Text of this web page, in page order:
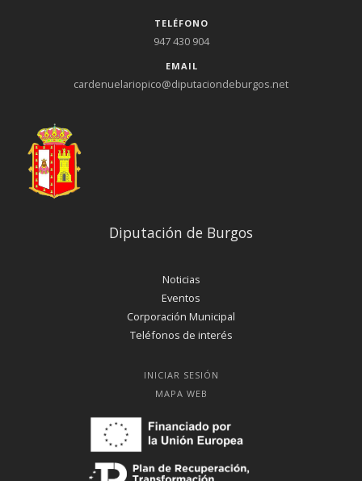
TELÉFONO
947 430 904
EMAIL
cardenuelariopico@diputaciondeburgos.net
Diputación de Burgos
Noticias
Eventos
Corporación Municipal
Teléfonos de interés
INICIAR SESIÓN
MAPA WEB